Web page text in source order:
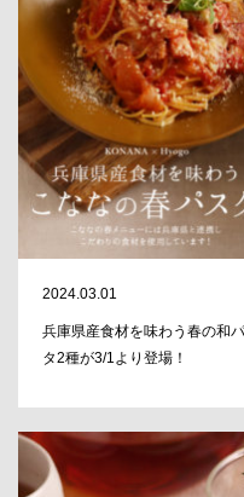
2024.03.01
兵庫県産食材を味わう春の和
タ2種が3/1より登場！